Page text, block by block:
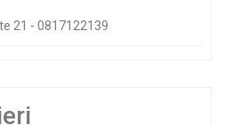
21 - 0817122139